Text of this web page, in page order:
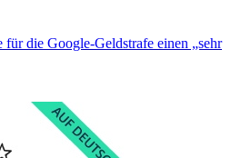
die Google-Geldstrafe einen „sehr